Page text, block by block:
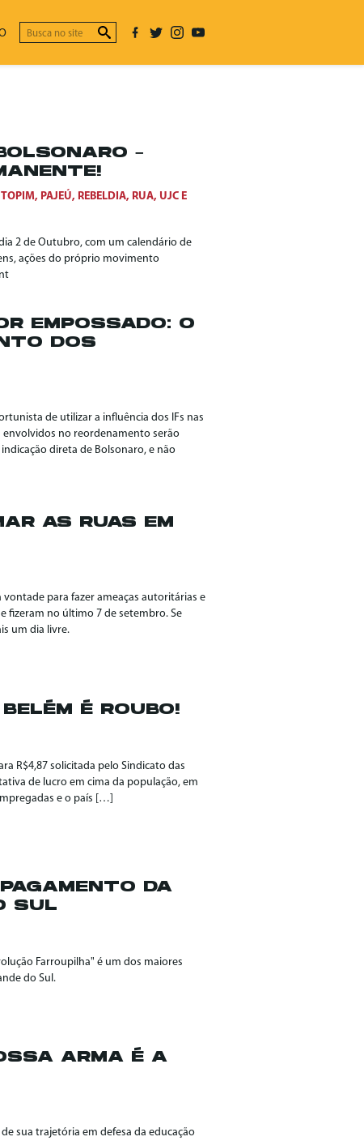
–
, PAJEÚ, REBELDIA, RUA, UJC E
2 de Outubro, com um calendário de
ações do próprio movimento
EMPOSSADO: O
DOS
de utilizar a influência dos IFs nas
envolvidos no reordenamento serão
direta de Bolsonaro, e não
AS RUAS EM
para fazer ameaças autoritárias e
fizeram no último 7 de setembro. Se
um dia livre.
É ROUBO!
R$4,87 solicitada pelo Sindicato das
de lucro em cima da população, em
e o país […]
DA
SUL
Farroupilha" é um dos maiores
do Sul.
ARMA É A
sua trajetória em defesa da educação